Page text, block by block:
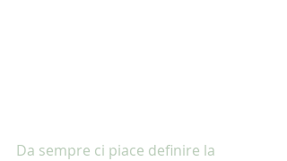
Da sempre ci piace definire la